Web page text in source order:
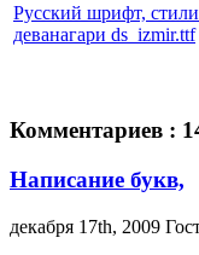
Русский шрифт,
деванагари ds_izmir.ttf
Комментариев :
Написание букв,
декабря 17th, 2009